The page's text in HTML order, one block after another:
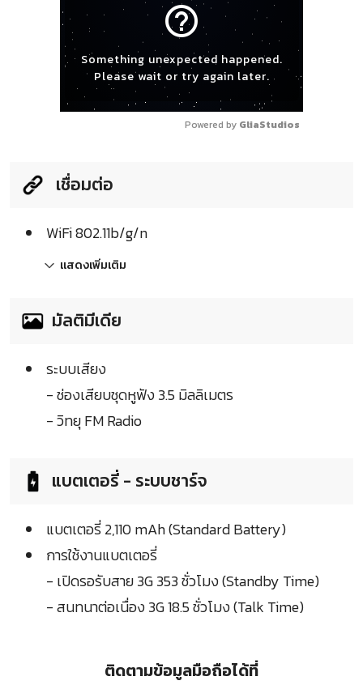
help_outline
Something unexpected happened.
Please wait or try again later.
Powered by GliaStudios
เชื่อมต่อ
WiFi 802.11b/g/n
แสดงเพิ่มเติม
มัลติมีเดีย
ระบบเสียง
- ช่องเสียบชุดหูฟัง 3.5 มิลลิเมตร
- วิทยุ FM Radio
แบตเตอรี่ - ระบบชาร์จ
แบตเตอรี่ 2,110 mAh (Standard Battery)
การใช้งานแบตเตอรี่
- เปิดรอรับสาย 3G 353 ชั่วโมง (Standby Time)
- สนทนาต่อเนื่อง 3G 18.5 ชั่วโมง (Talk Time)
ติดตามข้อมูลมือถือได้ที่